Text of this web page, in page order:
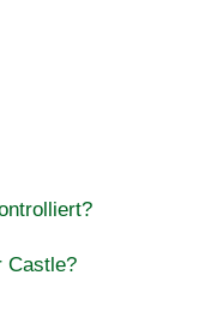
Castle?